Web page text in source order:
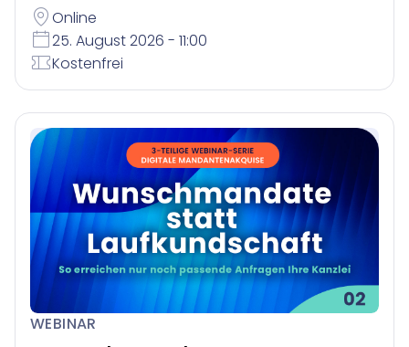
Online
25. August 2026 - 11:00
Kostenfrei
WEBINAR